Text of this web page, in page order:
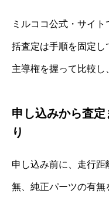
ミルココ公式・サイ
括査定は手順を固定し
主導権を握って比較し
申し込みから査
り
申し込み前に、走行
無、純正パーツの有無